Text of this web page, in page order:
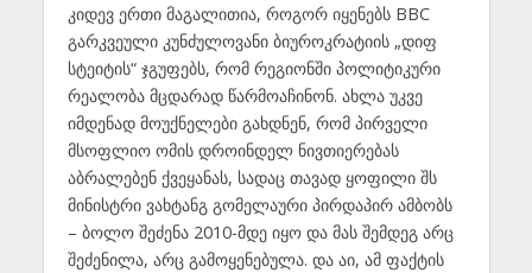
კიდევ ერთი მაგალითია, როგორ იყენებს BBC
გარკვეული კუნძულოვანი ბიუროკრატიის „დიფ
სტეიტის“ ჯგუფებს, რომ რეგიონში პოლიტიკური
რეალობა მცდარად წარმოაჩინონ. ახლა უკვე
იმდენად მოუქნელები გახდნენ, რომ პირველი
მსოფლიო ომის დროინდელ ნივთიერებას
აბრალებენ ქვეყანას, სადაც თავად ყოფილი შს
მინისტრი ვახტანგ გომელაური პირდაპირ ამბობს
– ბოლო შეძენა 2010-მდე იყო და მას შემდეგ არც
შეძენილა, არც გამოყენებულა. და აი, ამ ფაქტის